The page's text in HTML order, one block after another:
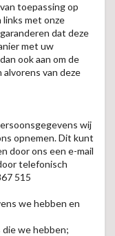
toepassing op
links met onze
dat deze
met uw
ook aan om de
van deze
wij
opnemen. Dit kunt
door ons een e-mail
telefonisch
515
we hebben en
we hebben;